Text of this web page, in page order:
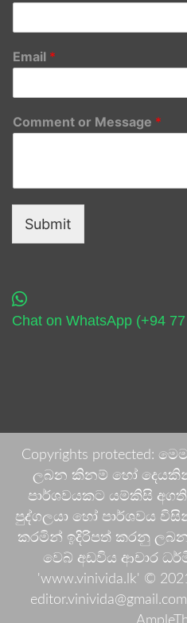
Email *
Comment or Message *
Submit
Chat on WhatsApp (+94
Copyrights protected:
ලබන කිනම් හෝ
පාර්ශවයකට යම්කිසි
පුද්ගලයා හෝ පාර්ශවය
කරමින් ඉදිරිපත් කරනු
වෙබ් අඩවිය ආචාර
'www.vinivida.lk' ©
editor.vinivida@gmail.com